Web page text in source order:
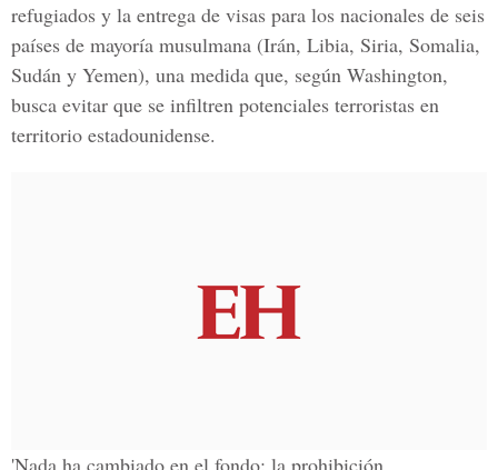
refugiados y la entrega de visas para los nacionales de seis
países de mayoría musulmana (Irán, Libia, Siria, Somalia,
Sudán y Yemen), una medida que, según Washington,
busca evitar que se infiltren potenciales terroristas en
territorio estadounidense.
'Nada ha cambiado en el fondo: la prohibición